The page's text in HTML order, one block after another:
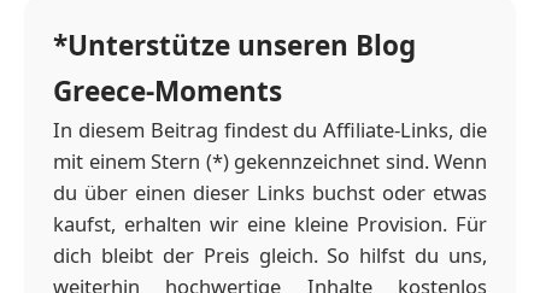
*Unterstütze unseren Blog
Greece-Moments
In diesem Beitrag findest du Affiliate-Links, die
mit einem Stern (*) gekennzeichnet sind. Wenn
du über einen dieser Links buchst oder etwas
kaufst, erhalten wir eine kleine Provision. Für
dich bleibt der Preis gleich. So hilfst du uns,
weiterhin hochwertige Inhalte kostenlos